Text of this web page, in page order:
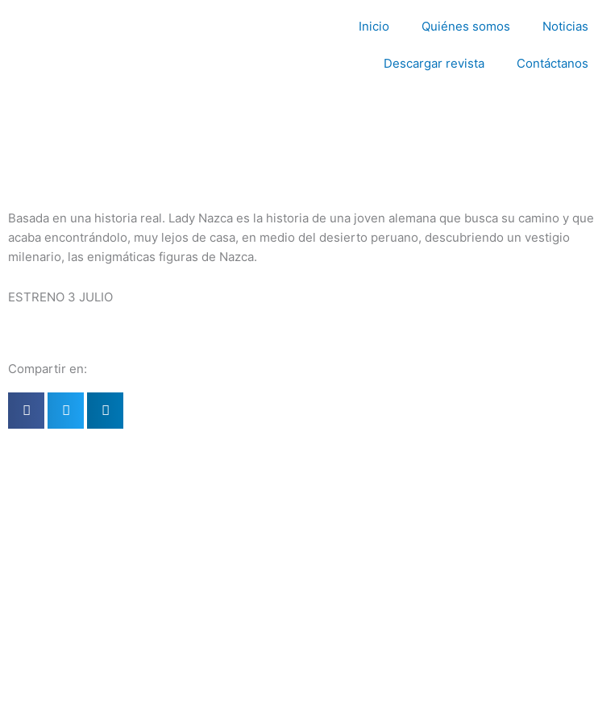
Inicio Quiénes somos Noticias
Descargar revista Contáctanos
Basada en una historia real. Lady Nazca es la historia de una joven alemana que busca su camino y que
acaba encontrándolo, muy lejos de casa, en medio del desierto peruano, descubriendo un vestigio
milenario, las enigmáticas figuras de Nazca.
ESTRENO 3 JULIO
Compartir en: